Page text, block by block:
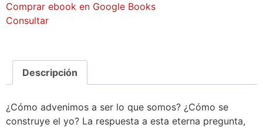
Comprar ebook en Google Books
Consultar
Descripción
¿Cómo advenimos a ser lo que somos? ¿Cómo se
construye el yo? La respuesta a esta eterna pregunta,